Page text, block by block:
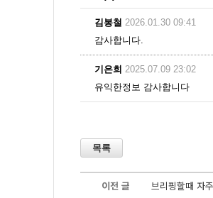
이전 글
브리핑할때 자